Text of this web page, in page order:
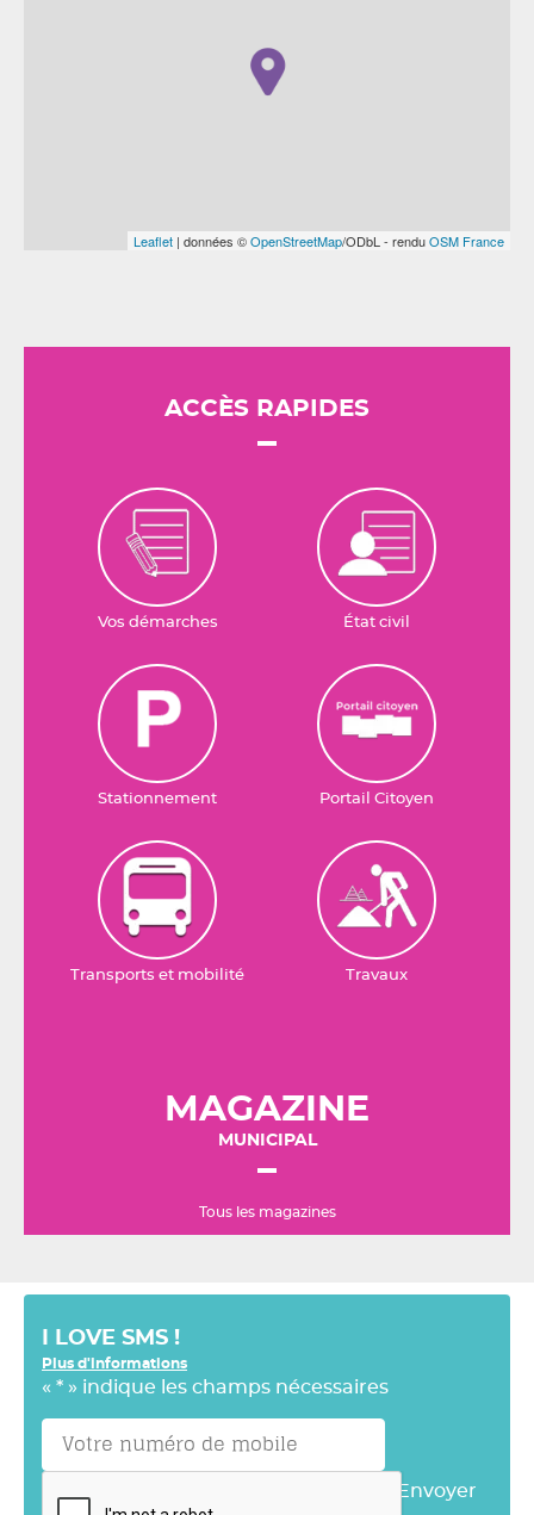
Leaflet | données ©OpenStreetMap/ODbL - renduOSM France
ACCÈS RAPIDES
Vos démarches État civil
Stationnement Portail Citoyen
Transports et mobilité Travaux
MAGAZINE
MUNICIPAL
Tous les magazines
I LOVE SMS !
Plus d'informations
« * » indique les champs nécessaires
Envoyer